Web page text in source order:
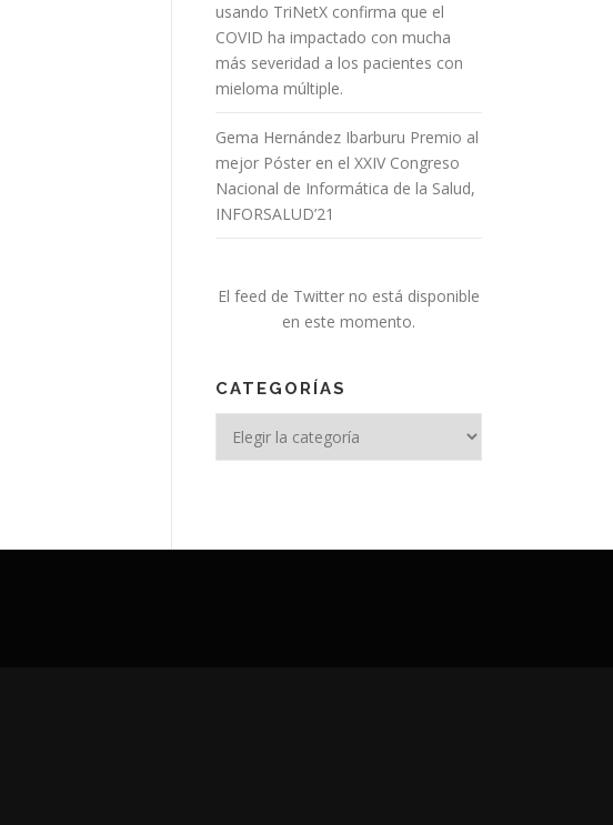
usando TriNetX confirma que el
COVID ha impactado con mucha
más severidad a los pacientes con
mieloma múltiple.
Gema Hernández Ibarburu Premio al
mejor Póster en el XXIV Congreso
Nacional de Informática de la Salud,
INFORSALUD’21
El feed de Twitter no está disponible
en este momento.
CATEGORÍAS